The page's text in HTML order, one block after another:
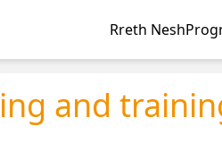
Rreth Nesh
and